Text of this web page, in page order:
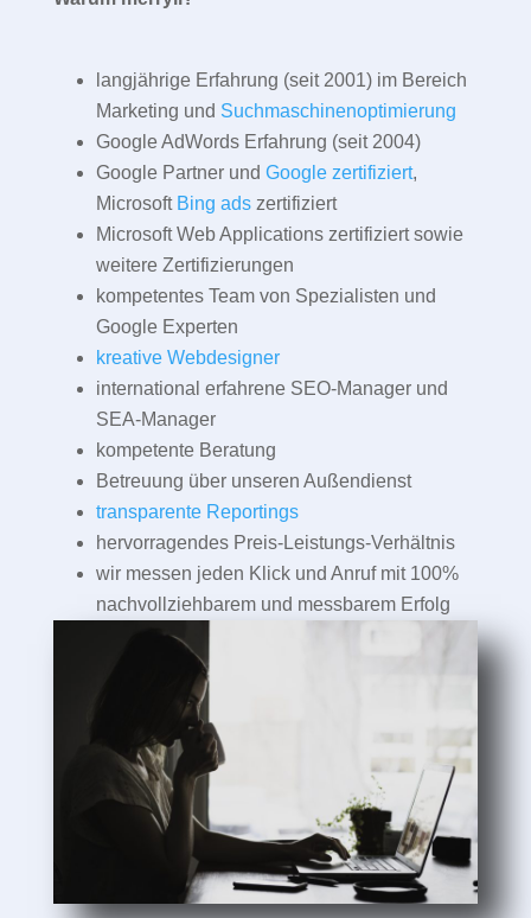
langjährige Erfahrung (seit 2001) im Bereich
Marketing und Suchmaschinenoptimierung
Google AdWords Erfahrung (seit 2004)
Google Partner und Google zertifiziert,
Microsoft Bing adszertifiziert
Microsoft Web Applications zertifiziert sowie
weitere Zertifizierungen
kompetentes Team von Spezialisten und
Google Experten
kreative Webdesigner
international erfahrene SEO-Manager und
SEA-Manager
kompetente Beratung
Betreuung über unseren Außendienst
transparente Reportings
hervorragendes Preis-Leistungs-Verhältnis
wir messen jeden Klick und Anruf mit 100%
nachvollziehbarem und messbarem Erfolg